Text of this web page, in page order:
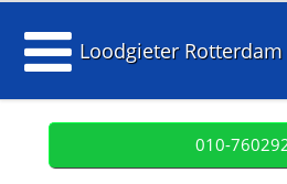
Loodgieter Rotterdam
010-